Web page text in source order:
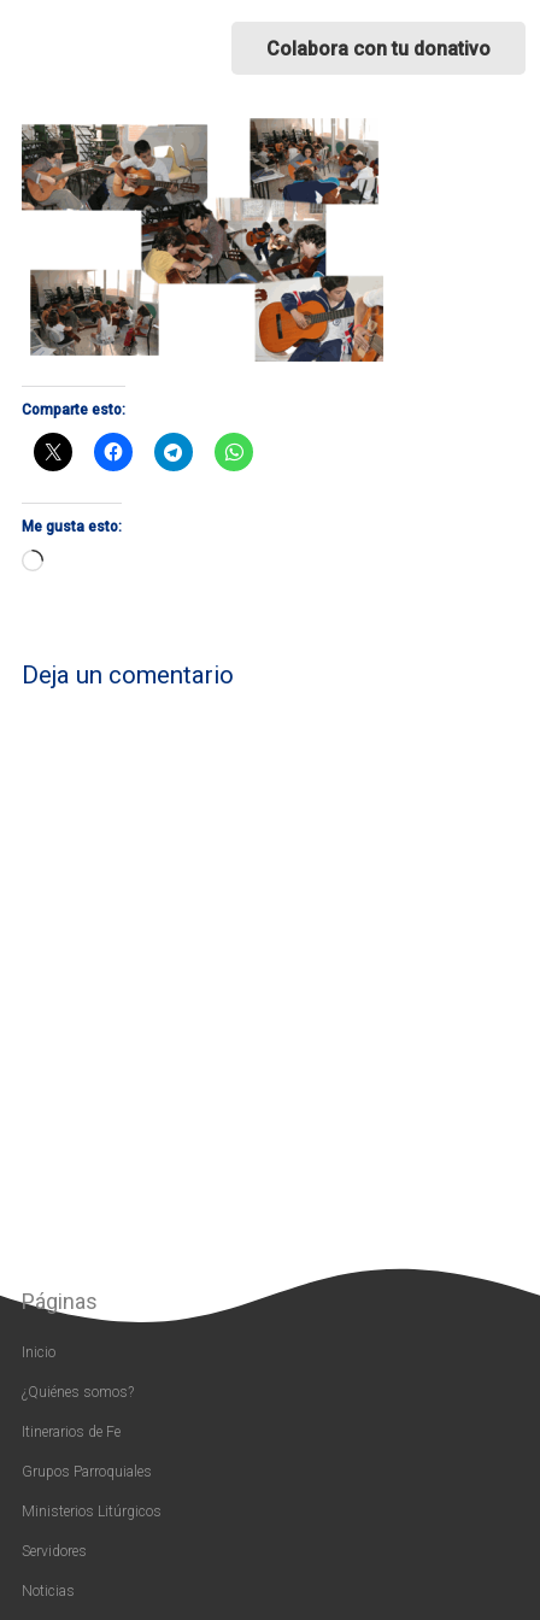
Colabora con tu donativo
Comparte esto:
Me gusta esto:
Cargando...
Deja un comentario
Páginas
Inicio
¿Quiénes somos?
Itinerarios de Fe
Grupos Parroquiales
Ministerios Litúrgicos
Servidores
Noticias